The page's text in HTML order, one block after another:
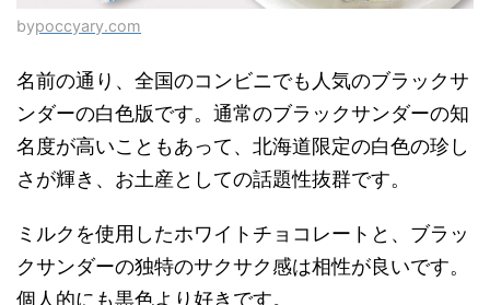
bypoccyary.com
名前の通り、全国のコンビニでも人気のブラックサ
ンダーの白色版です。通常のブラックサンダーの知
名度が高いこともあって、北海道限定の白色の珍し
さが輝き、お土産としての話題性抜群です。
ミルクを使用したホワイトチョコレートと、ブラッ
クサンダーの独特のサクサク感は相性が良いです。
個人的にも黒色より好きです。